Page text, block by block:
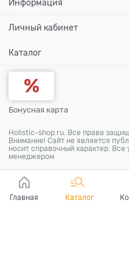
Информация
Личный кабинет
Каталог
Бонусная карта
Holistic-shop.ru. Все права
Внимание! Сайт не является
носит справочный характер.
менеджером
Главная Каталог